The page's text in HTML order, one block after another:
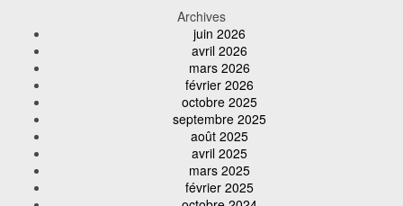
Archives
juin 2026
avril 2026
mars 2026
février 2026
octobre 2025
septembre 2025
août 2025
avril 2025
mars 2025
février 2025